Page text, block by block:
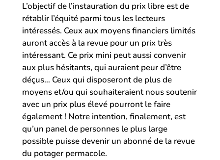
L’objectif de l’instauration du prix libre est de
rétablir l’équité parmi tous les lecteurs
intéressés. Ceux aux moyens financiers limités
auront accès à la revue pour un prix très
intéressant. Ce prix mini peut aussi convenir
aux plus hésitants, qui auraient peur d’être
déçus… Ceux qui disposeront de plus de
moyens et/ou qui souhaiteraient nous soutenir
avec un prix plus élevé pourront le faire
également ! Notre intention, finalement, est
qu’un panel de personnes le plus large
possible puisse devenir un abonné de la revue
du potager permacole.